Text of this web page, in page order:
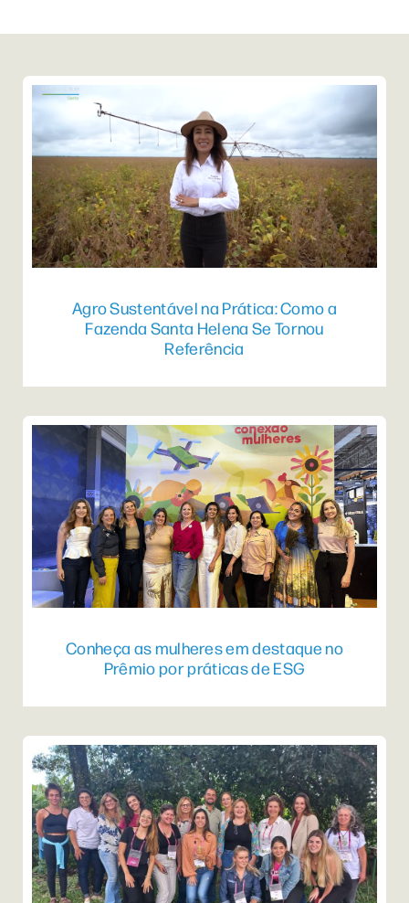
Agro Sustentável na Prática: Como a
Fazenda Santa Helena Se Tornou
Referência
Conheça as mulheres em destaque no
Prêmio por práticas de ESG